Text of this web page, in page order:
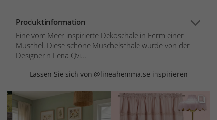
Produktinformation
Eine vom Meer inspirierte Dekoschale in Form einer
Muschel. Diese schöne Muschelschale wurde von der
Designerin Lena Qvi...
Lassen Sie sich von @lineahemma.se inspirieren